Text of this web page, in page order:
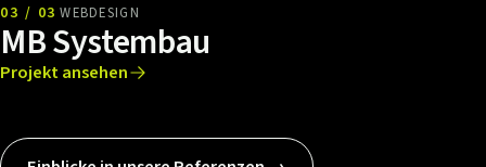
03 / 03 WEBDESIGN
MB Systembau
Projekt ansehen